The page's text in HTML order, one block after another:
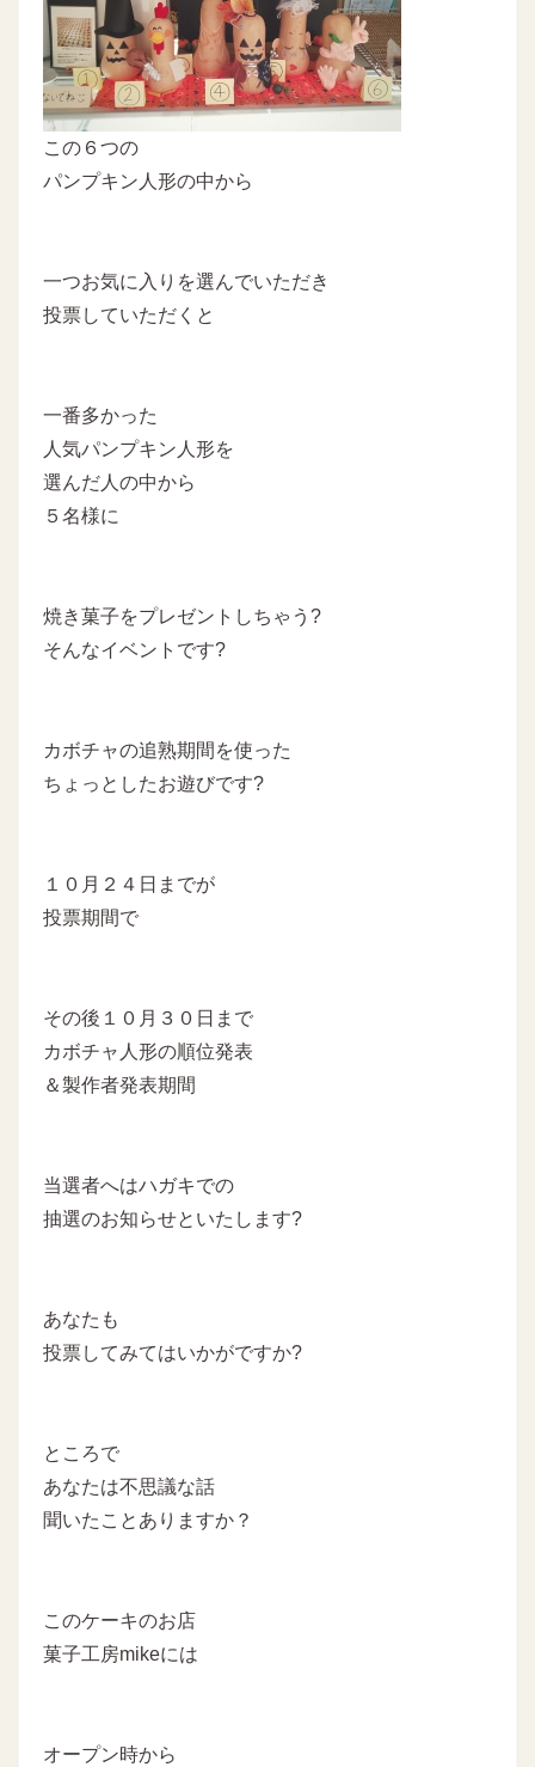
この６つの
パンプキン人形の中から
一つお気に入りを選んでいただき
投票していただくと
一番多かった
人気パンプキン人形を
選んだ人の中から
５名様に
焼き菓子をプレゼントしちゃう?
そんなイベントです?
カボチャの追熟期間を使った
ちょっとしたお遊びです?
１０月２４日までが
投票期間で
その後１０月３０日まで
カボチャ人形の順位発表
＆製作者発表期間
当選者へはハガキでの
抽選のお知らせといたします?
あなたも
投票してみてはいかがですか?
ところで
あなたは不思議な話
聞いたことありますか？
このケーキのお店
菓子工房mikeには
オープン時から